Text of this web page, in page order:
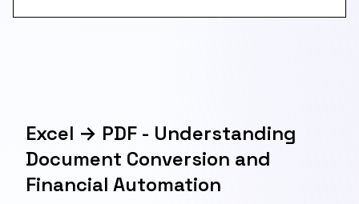
Excel → PDF - Understanding
Document Conversion and
Financial Automation